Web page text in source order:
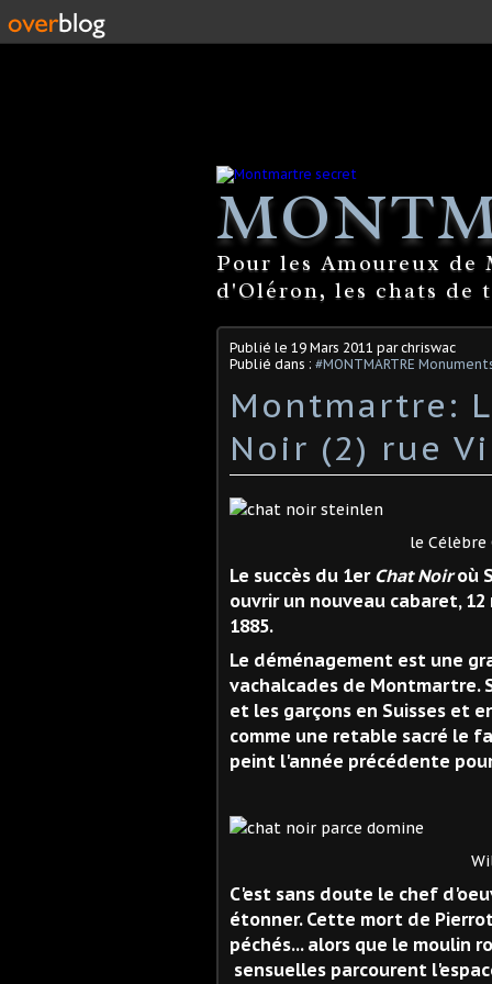
Pour les Amoureux
d'Oléron, les chats de
Publié le 19 Mars 2011 par chriswac
Publié dans : #MONTMARTRE
Montmartre:
Noir (2) rue
le Célèbre Chat Noir
Le succès du 1er Chat Noiroù
ouvrir un nouveau cabaret,
1885.
Le déménagement est une
vachalcades de Montmartre.
et les garçons en Suisses et
comme une retable sacré le
peint l'année précédente
Willette.
C'est sans doute le chef
étonner. Cette mort de
péchés... alors que le moulin
sensuelles parcourent